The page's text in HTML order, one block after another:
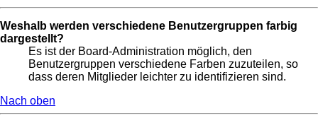
Weshalb werden verschiedene Benutzergruppen farbig
dargestellt?
Es ist der Board-Administration möglich, den
Benutzergruppen verschiedene Farben zuzuteilen, so
dass deren Mitglieder leichter zu identifizieren sind.
Nach oben